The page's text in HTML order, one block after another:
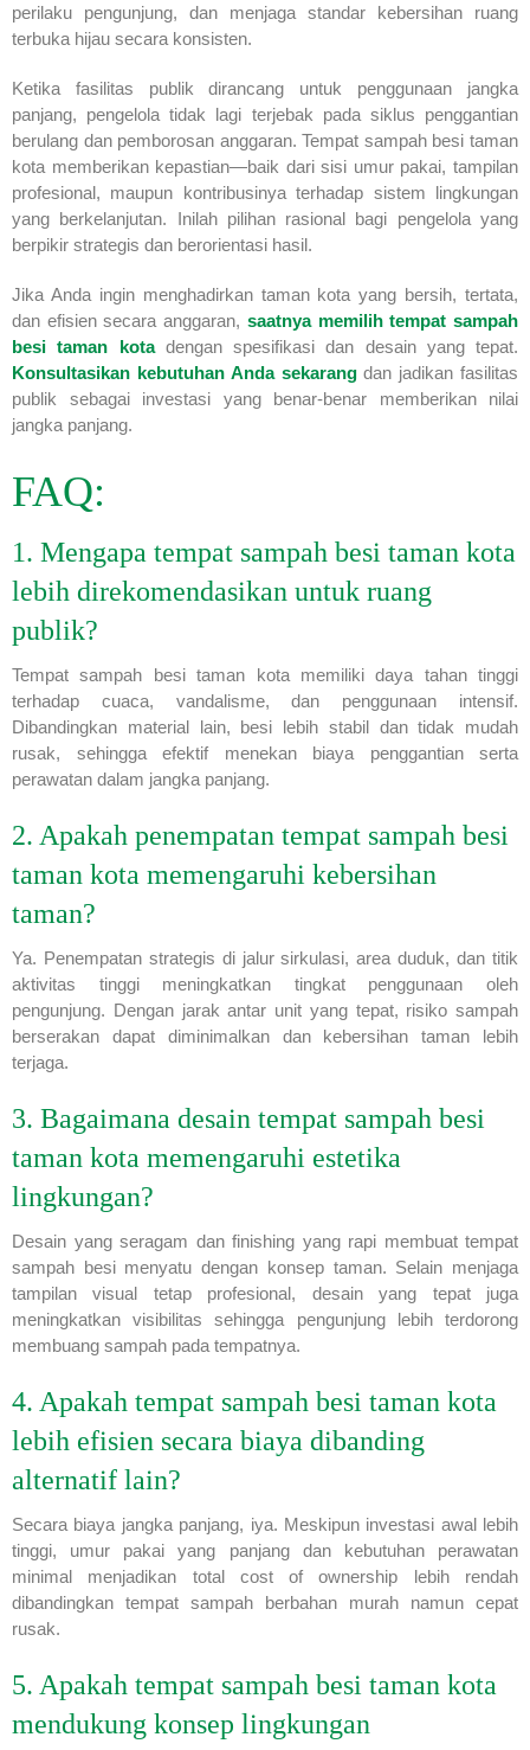
perilaku pengunjung, dan menjaga standar kebersihan ruang
terbuka hijau secara konsisten.
Ketika fasilitas publik dirancang untuk penggunaan jangka
panjang, pengelola tidak lagi terjebak pada siklus penggantian
berulang dan pemborosan anggaran. Tempat sampah besi taman
kota memberikan kepastian—baik dari sisi umur pakai, tampilan
profesional, maupun kontribusinya terhadap sistem lingkungan
yang berkelanjutan. Inilah pilihan rasional bagi pengelola yang
berpikir strategis dan berorientasi hasil.
Jika Anda ingin menghadirkan taman kota yang bersih, tertata,
dan efisien secara anggaran, saatnya memilih tempat sampah
besi taman kotadengan spesifikasi dan desain yang tepat.
Konsultasikan kebutuhan Anda sekarangdan jadikan fasilitas
publik sebagai investasi yang benar-benar memberikan nilai
jangka panjang.
FAQ:
1. Mengapa tempat sampah besi taman kota
lebih direkomendasikan untuk ruang
publik?
Tempat sampah besi taman kota memiliki daya tahan tinggi
terhadap cuaca, vandalisme, dan penggunaan intensif.
Dibandingkan material lain, besi lebih stabil dan tidak mudah
rusak, sehingga efektif menekan biaya penggantian serta
perawatan dalam jangka panjang.
2. Apakah penempatan tempat sampah besi
taman kota memengaruhi kebersihan
taman?
Ya. Penempatan strategis di jalur sirkulasi, area duduk, dan titik
aktivitas tinggi meningkatkan tingkat penggunaan oleh
pengunjung. Dengan jarak antar unit yang tepat, risiko sampah
berserakan dapat diminimalkan dan kebersihan taman lebih
terjaga.
3. Bagaimana desain tempat sampah besi
taman kota memengaruhi estetika
lingkungan?
Desain yang seragam dan finishing yang rapi membuat tempat
sampah besi menyatu dengan konsep taman. Selain menjaga
tampilan visual tetap profesional, desain yang tepat juga
meningkatkan visibilitas sehingga pengunjung lebih terdorong
membuang sampah pada tempatnya.
4. Apakah tempat sampah besi taman kota
lebih efisien secara biaya dibanding
alternatif lain?
Secara biaya jangka panjang, iya. Meskipun investasi awal lebih
tinggi, umur pakai yang panjang dan kebutuhan perawatan
minimal menjadikan total cost of ownership lebih rendah
dibandingkan tempat sampah berbahan murah namun cepat
rusak.
5. Apakah tempat sampah besi taman kota
mendukung konsep lingkungan